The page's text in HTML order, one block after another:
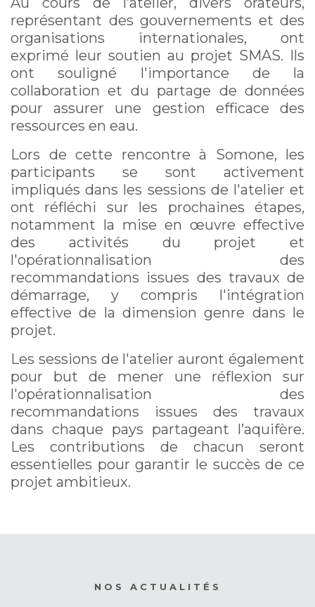
représentant des gouvernements et des
organisations internationales, ont
exprimé leur soutien au projet SMAS. Ils
ont souligné l'importance de la
collaboration et du partage de données
pour assurer une gestion efficace des
ressources en eau.
Lors de cette rencontre à Somone, les
participants se sont activement
impliqués dans les sessions de l'atelier et
ont réfléchi sur les prochaines étapes,
notamment la mise en œuvre effective
des activités du projet et
l'opérationnalisation des
recommandations issues des travaux de
démarrage, y compris l'intégration
effective de la dimension genre dans le
projet.
Les sessions de l'atelier auront également
pour but de mener une réflexion sur
l'opérationnalisation des
recommandations issues des travaux
dans chaque pays partageant l’aquifère.
Les contributions de chacun seront
essentielles pour garantir le succès de ce
projet ambitieux.
NOS ACTUALITÉS